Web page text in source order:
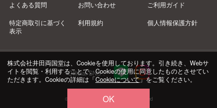
よくある質問 お問い合わせ ご利用ガイド
特定商取引に基づく
表示
利用規約 個人情報保護方針
Official SNS：
© 井田両国堂 Co.,Ltd.All Rights Reserved
株式会社井田両国堂は、Cookieを使用しております。引き続き、Webサ
イトを閲覧・利用することで、Cookieの使用に同意したものとさせてい
ただきます。Cookieの詳細は「Cookieについて」をご覧ください。
OK